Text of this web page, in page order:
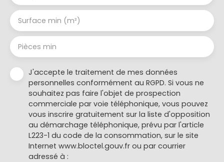
Surface min (m²)
Pièces min
J'accepte le traitement de mes données
personnelles conformément au RGPD. Si vous ne
souhaitez pas faire l'objet de prospection
commerciale par voie téléphonique, vous pouvez
vous inscrire gratuitement sur la liste d'opposition
au démarchage téléphonique, prévu par l'article
L223-1 du code de la consommation, sur le site
Internet www.bloctel.gouv.fr ou par courrier
adressé à :